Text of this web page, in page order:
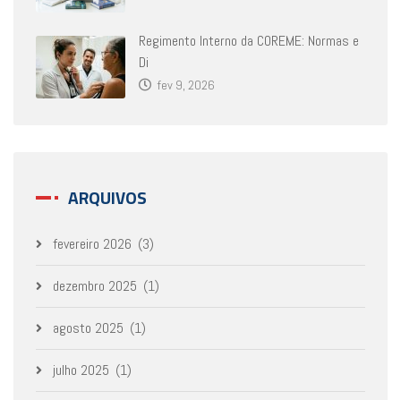
Regimento Interno da COREME: Normas e
Di
fev 9, 2026
ARQUIVOS
fevereiro 2026 (3)
dezembro 2025 (1)
agosto 2025 (1)
julho 2025 (1)